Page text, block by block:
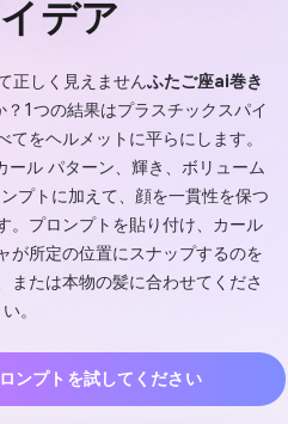
デア
正しく見えませんふたご座ai巻き
？1つの結果はプラスチックスパイ
をヘルメットに平らにします。
ール パターン、輝き、ボリューム
プトに加えて、顔を一貫性を保つ
。プロンプトを貼り付け、カール
が所定の位置にスナップするのを
または本物の髪に合わせてくださ
い。
ンプトを試してください